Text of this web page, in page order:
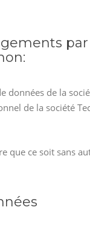
de la
de la société
que ce soit sans